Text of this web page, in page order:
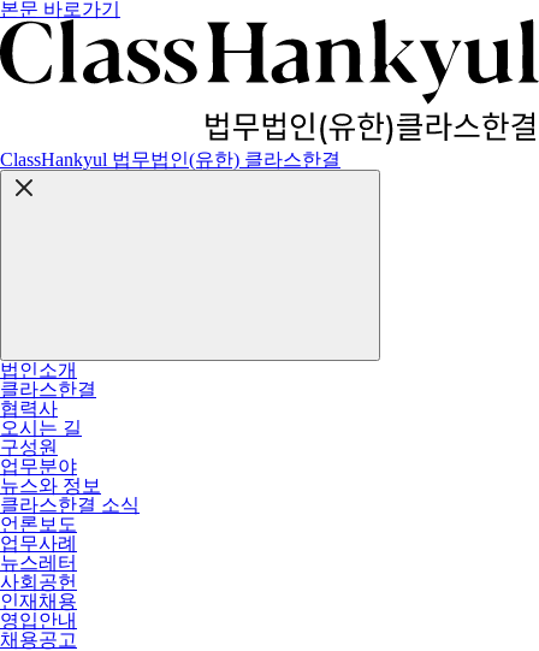
본문 바로가기
ClassHankyul 법무법인(유한) 클라스한결
법인소개
클라스한결
협력사
오시는 길
구성원
업무분야
뉴스와 정보
클라스한결 소식
언론보도
업무사례
뉴스레터
사회공헌
인재채용
영입안내
채용공고